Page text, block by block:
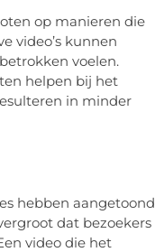
op manieren die
video’s kunnen
voelen.
helpen bij het
in minder
hebben aangetoond
dat bezoekers
video die het